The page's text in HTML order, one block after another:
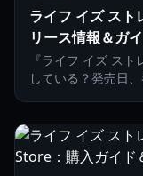
ライフ イズ スト
リース情報＆ガ
『ライフ イズ ス
している？発売日